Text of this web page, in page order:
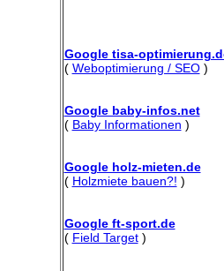
Google tisa-
( Weboptimierung / SEO)
Google baby-infos.net
( Baby Informationen )
Google holz-mieten.de
( Holzmiete bauen?! )
Google ft-sport.de
( Field Target)